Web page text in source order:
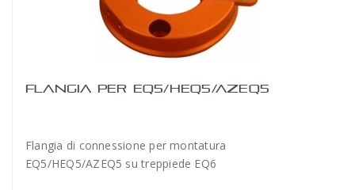
FLANGIA PER EQ5/HEQ5/AZEQ5
Flangia di connessione per montatura
EQ5/HEQ5/AZEQ5 su treppiede EQ6